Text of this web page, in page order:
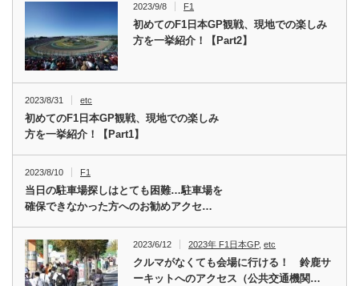
2023/9/8 F1
初めてのF1日本GP観戦、現地での楽しみ
方を一挙紹介！【Part2】
2023/8/31 etc
初めてのF1日本GP観戦、現地での楽しみ
方を一挙紹介！【Part1】
2023/8/10 F1
当日の駐車場探しはとても困難…駐車場を
確保できなかった方へのお勧めアクセ…
2023/6/12 2023年 F1日本GP,etc
クルマがなくても会場に行ける！ 鈴鹿サ
ーキットへのアクセス（公共交通機関…